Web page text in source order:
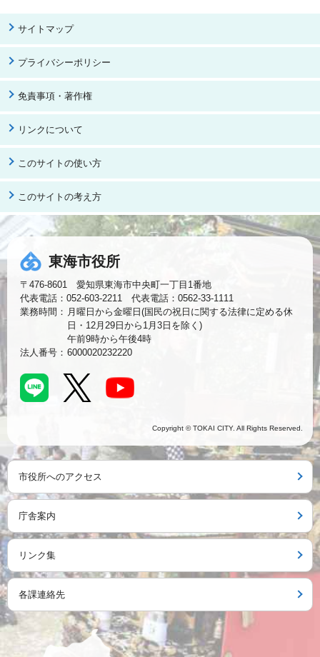
サイトマップ
プライバシーポリシー
免責事項・著作権
リンクについて
このサイトの使い方
このサイトの考え方
東海市役所
〒476-8601 愛知県東海市中央町一丁目1番地
代表電話：052-603-2211 代表電話：0562-33-1111
業務時間： 月曜日から金曜日(国民の祝日に関する法律に定める休
日・12月29日から1月3日を除く)
午前9時から午後4時
法人番号： 6000020232220
Copyright © TOKAI CITY. All Rights Reserved.
市役所へのアクセス
庁舎案内
リンク集
各課連絡先